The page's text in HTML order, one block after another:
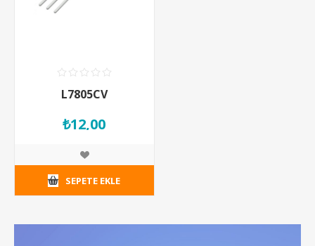
L7805CV
₺12,00
SEPETE EKLE